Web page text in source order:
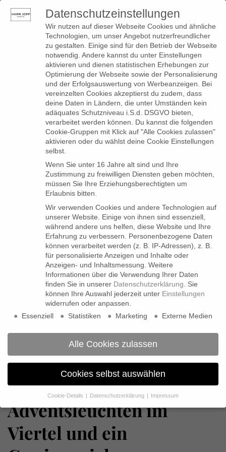
Toggle
Posts tagged
"Gewinnspiel"
ALLGEMEIN
Adventsleuchten im
Viertel und ein
Datenschutzeinstellungen
Wir nutzen auf dieser Webseite Cookies und ähnliche
Technologien, um unser Angebot nutzerfreundlicher
zu gestalten. Einige sind für den Betrieb der Webseite
notwendig. Andere kannst du unter Einstellungen
aktivieren und dienen statistischen Erhebungen zur
Optimierung der Webseite sowie der Personalisierung
und der Erfolgsauswertung von Werbeanzeigen. Bei
vereinzelten Cookies akzeptierst du zudem, dass
deine Daten in Ländern, die unter Umständen kein
adäquates Schutzniveau i.S.d. DSGVO bieten,
verarbeitet werden können. Du kannst die folgenden
Cookie-Gruppen mit Klick auf "Alle Cookies zulassen"
aktivieren oder du wählst deine Cookie Einstellungen
selbst.
Wenn Sie unter 16 Jahre alt sind und Ihre
Zustimmung zu freiwilligen Diensten geben möchten,
müssen Sie Ihre Erziehungsberechtigten um
Erlaubnis bitten.
Wir verwenden Cookies und andere Technologien auf
unserer Website. Einige von ihnen sind essenziell,
während andere uns helfen, diese Website und Ihre
Erfahrung zu verbessern.
Personenbezogene Daten
können verarbeitet werden (z. B. IP-Adressen), z. B.
für personalisierte Anzeigen und Inhalte oder
Anzeigen- und Inhaltsmessung. Weitere
Informationen über die Verwendung Ihrer Daten
finden Sie in unserer Datenschutzerklärung
Sie
können Ihre Auswahl jederzeit unter Einstellungen
widerrufen oder anpassen.
Essenziell
Statistiken Marketing Externe Medien
Alle Cookies zulassen
Cookies selbst auswählen
Cookie-Details Datenschutzerklärung Impressum
Datenschutzeinstellungen
Wenn Sie unter 16 Jahre alt sind und Ihre Zustimmung zu
freiwilligen Diensten geben möchten, müssen Sie Ihre